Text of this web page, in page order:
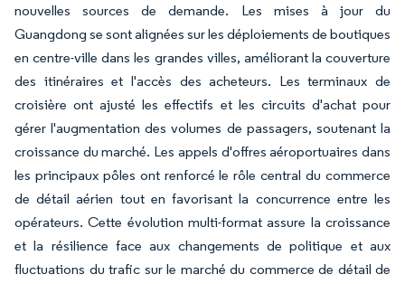
nouvelles sources de demande. Les mises à jour du
Guangdong se sont alignées sur les déploiements de boutiques
en centre-ville dans les grandes villes, améliorant la couverture
des itinéraires et l'accès des acheteurs. Les terminaux de
croisière ont ajusté les effectifs et les circuits d'achat pour
gérer l'augmentation des volumes de passagers, soutenant la
croissance du marché. Les appels d'offres aéroportuaires dans
les principaux pôles ont renforcé le rôle central du commerce
de détail aérien tout en favorisant la concurrence entre les
opérateurs. Cette évolution multi-format assure la croissance
et la résilience face aux changements de politique et aux
fluctuations du trafic sur le marché du commerce de détail de